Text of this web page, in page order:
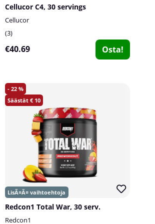
Cellucor C4, 30 servings
Cellucor
3
€40.69 Osta!
22
10
Redcon1 Total War, 30 serv.
Redcon1
maku ensimmäisen siemauksen
tunne, kun se kulkee kehosi läpi. Se